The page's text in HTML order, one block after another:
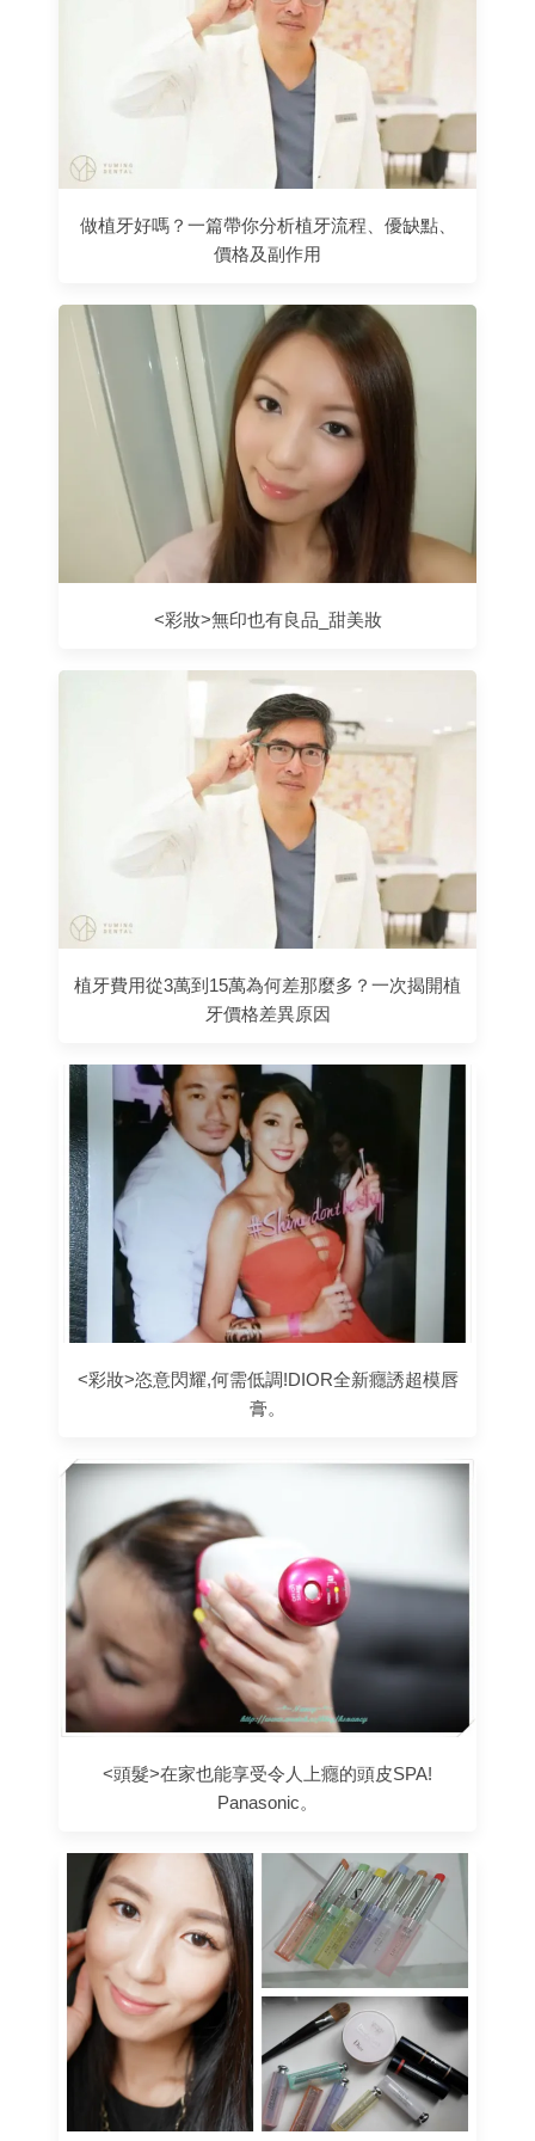
做植牙好嗎？一篇帶你分析植牙流程、優缺點、
價格及副作用
<彩妝>無印也有良品_甜美妝
植牙費用從3萬到15萬為何差那麼多？一次揭開植
牙價格差異原因
<彩妝>恣意閃耀,何需低調!DIOR全新癮誘超模唇
膏。
<頭髮>在家也能享受令人上癮的頭皮SPA!
Panasonic。